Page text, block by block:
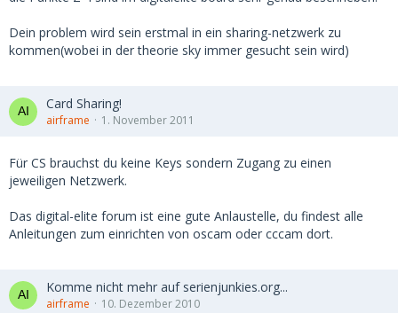
Dein problem wird sein erstmal in ein sharing-netzwerk zu
kommen(wobei in der theorie sky immer gesucht sein wird)
Card Sharing!
airframe 1. November 2011
Für CS brauchst du keine Keys sondern Zugang zu einen
jeweiligen Netzwerk.
Das digital-elite forum ist eine gute Anlaustelle, du findest alle
Anleitungen zum einrichten von oscam oder cccam dort.
Komme nicht mehr auf serienjunkies.org...
airframe 10. Dezember 2010